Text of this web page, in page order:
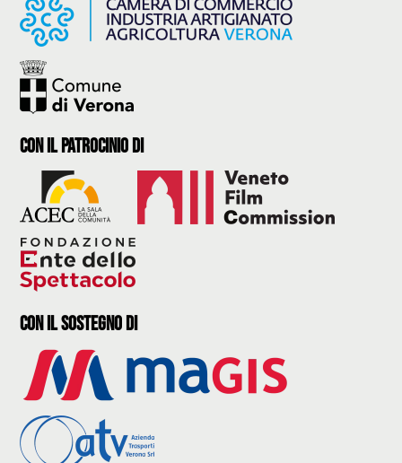
con il Patrocinio di
con il sostegno di